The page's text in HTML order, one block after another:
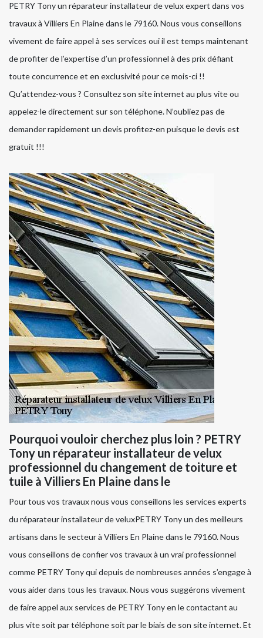
PETRY Tony un réparateur installateur de velux expert dans vos
travaux à Villiers En Plaine dans le 79160. Nous vous conseillons
vivement de faire appel à ses services oui il est temps maintenant
de profiter de l’expertise d’un professionnel à des prix défiant
toute concurrence et en exclusivité pour ce mois-ci !!
Qu’attendez-vous ? Consultez son site internet au plus vite ou
appelez-le directement sur son téléphone. N’oubliez pas de
demander rapidement un devis profitez-en puisque le devis est
gratuit !!!
Pourquoi vouloir cherchez plus loin ? PETRY
Tony un réparateur installateur de velux
professionnel du changement de toiture et
tuile à Villiers En Plaine dans le
Pour tous vos travaux nous vous conseillons les services experts
du réparateur installateur de veluxPETRY Tony un des meilleurs
artisans dans le secteur à Villiers En Plaine dans le 79160. Nous
vous conseillons de confier vos travaux à un vrai professionnel
comme PETRY Tony qui depuis de nombreuses années s’engage à
vous aider dans tous les travaux. Nous vous suggérons vivement
de faire appel aux services de PETRY Tony en le contactant au
plus vite soit par téléphone soit par le biais de son site internet. Et